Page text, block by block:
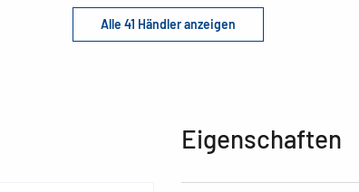
Alle 41 Händler anzeigen
Eigenschaften